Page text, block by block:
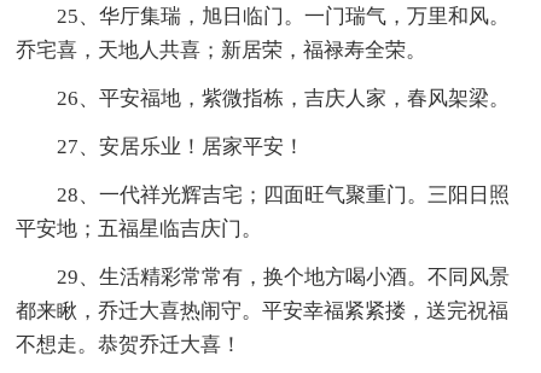
25、华厅集瑞，旭日临门。一门瑞气，万里和风。
乔宅喜，天地人共喜；新居荣，福禄寿全荣。
26、平安福地，紫微指栋，吉庆人家，春风架梁。
27、安居乐业！居家平安！
28、一代祥光辉吉宅；四面旺气聚重门。三阳日照
平安地；五福星临吉庆门。
29、生活精彩常常有，换个地方喝小酒。不同风景
都来瞅，乔迁大喜热闹守。平安幸福紧紧搂，送完祝福
不想走。恭贺乔迁大喜！